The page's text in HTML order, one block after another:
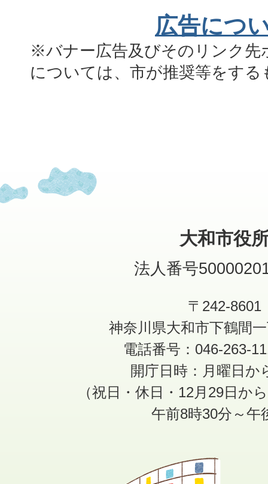
広告につ
※バナー広告及びそのリンク先
については、市が推奨等をす
大和市役
法人番号
〒242-8601
神奈川県大和市下鶴間
電話番号：046-263-
開庁日時：月曜日か
（祝日・休日・12月29日か
午前8時30分～午